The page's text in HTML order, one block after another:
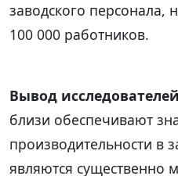
заводского
100 000 работников.
Вывод
близи обеспечивают
производительности в
являются существенно